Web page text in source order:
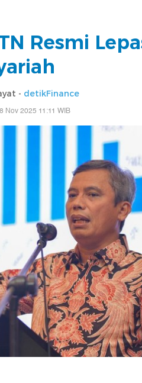
Resmi
- detikFinance
Nov 2025 11:11 WIB